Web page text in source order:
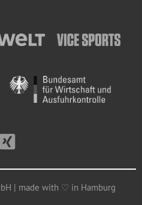
| made with ♡ in Hamburg